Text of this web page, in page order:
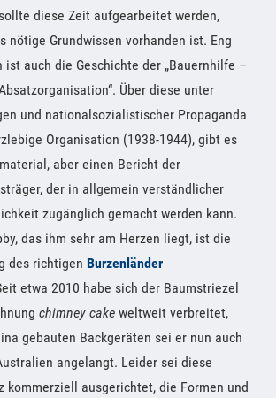
diese Zeit aufgearbeitet werden,
nötige Grundwissen vorhanden ist. Eng
ist auch die Geschichte der „Bauernhilfe –
Über diese unter
und nationalsozialistischer Propaganda
Organisation (1938-1944), gibt es
aber einen Bericht der
der in allgemein verständlicher
zugänglich gemacht werden kann.
das ihm sehr am Herzen liegt, ist die
des richtigen Burzenländer
etwa 2010 habe sich der Baumstriezel
chimney cake weltweit verbreitet,
gebauten Backgeräten sei er nun auch
angelangt. Leider sei diese
kommerziell ausgerichtet, die Formen und